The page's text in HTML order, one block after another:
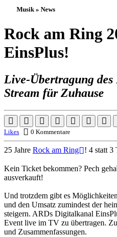
Musik » News
Rock am Ring
EinsPlus!
Live-Übertragung
Stream für Zuhause
Likes
0 Kommentare
25 Jahre Rock am Ring ! 4 statt 3
Kein Ticket bekommen? Pech
ausverkauft!
Und trotzdem gibt es
und den Umsatz zumindest der
steigern. ARDs Digitalkanal
Event live im TV zu übertragen.
und Zusammenfassungen.